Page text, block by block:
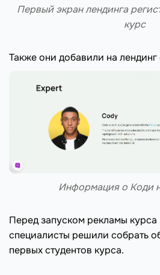
Первый экран лендинга
курс
Также они добавили на
Информация о Коди
Перед запуском рекламы курса
специалисты решили собрать
первых студентов курса.